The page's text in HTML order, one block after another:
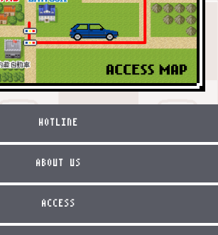
HOTLINE
ABOUT US
ACCESS